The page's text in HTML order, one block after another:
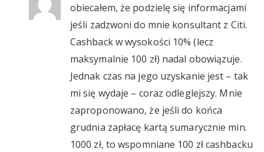
obiecałem, że podzielę się informacjami
jeśli zadzwoni do mnie konsultant z Citi.
Cashback w wysokości 10% (lecz
maksymalnie 100 zł) nadal obowiązuje.
Jednak czas na jego uzyskanie jest – tak
mi się wydaje – coraz odleglejszy. Mnie
zaproponowano, że jeśli do końca
grudnia zapłacę kartą sumarycznie min.
1000 zł, to wspomniane 100 zł cashbacku